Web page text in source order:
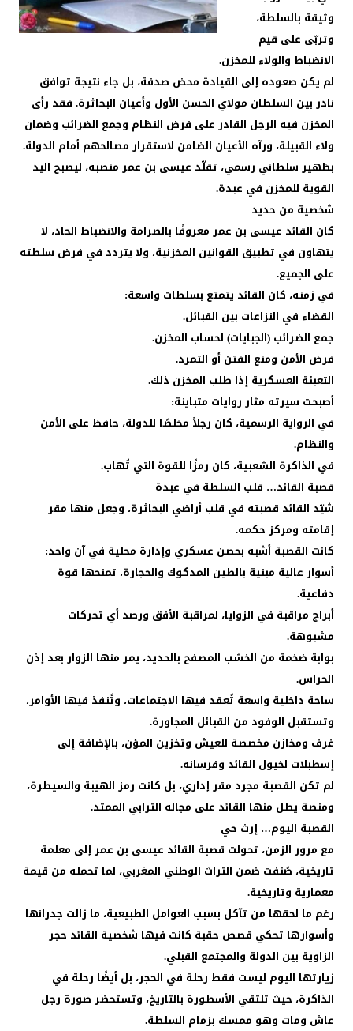
وثيقة بالسلطة،
وتربّى على قيم
الانضباط والولاء للمخزن.
لم يكن صعوده إلى القيادة محض صدفة، بل جاء نتيجة توافق
نادر بين السلطان مولاي الحسن الأول وأعيان البحاثرة. فقد رأى
المخزن فيه الرجل القادر على فرض النظام وجمع الضرائب وضمان
ولاء القبيلة، ورآه الأعيان الضامن لاستقرار مصالحهم أمام الدولة.
بظهير سلطاني رسمي، تقلّد عيسى بن عمر منصبه، ليصبح اليد
القوية للمخزن في عبدة.
شخصية من حديد
كان القائد عيسى بن عمر معروفًا بالصرامة والانضباط الحاد، لا
يتهاون في تطبيق القوانين المخزنية، ولا يتردد في فرض سلطته
على الجميع.
في زمنه، كان القائد يتمتع بسلطات واسعة:
القضاء في النزاعات بين القبائل.
جمع الضرائب (الجبايات) لحساب المخزن.
فرض الأمن ومنع الفتن أو التمرد.
التعبئة العسكرية إذا طلب المخزن ذلك.
أصبحت سيرته مثار روايات متباينة:
في الرواية الرسمية، كان رجلاً مخلصًا للدولة، حافظ على الأمن
والنظام.
في الذاكرة الشعبية، كان رمزًا للقوة التي تُهاب.
قصبة القائد… قلب السلطة في عبدة
شيّد القائد قصبته في قلب أراضي البحاثرة، وجعل منها مقر
إقامته ومركز حكمه.
كانت القصبة أشبه بحصن عسكري وإدارة محلية في آن واحد:
أسوار عالية مبنية بالطين المدكوك والحجارة، تمنحها قوة
دفاعية.
أبراج مراقبة في الزوايا، لمراقبة الأفق ورصد أي تحركات
مشبوهة.
بوابة ضخمة من الخشب المصفح بالحديد، يمر منها الزوار بعد إذن
الحراس.
ساحة داخلية واسعة تُعقد فيها الاجتماعات، وتُنفذ فيها الأوامر،
وتستقبل الوفود من القبائل المجاورة.
غرف ومخازن مخصصة للعيش وتخزين المؤن، بالإضافة إلى
إسطبلات لخيول القائد وفرسانه.
لم تكن القصبة مجرد مقر إداري، بل كانت رمز الهيبة والسيطرة،
ومنصة يطل منها القائد على مجاله الترابي الممتد.
القصبة اليوم… إرث حي
مع مرور الزمن، تحولت قصبة القائد عيسى بن عمر إلى معلمة
تاريخية، صُنفت ضمن التراث الوطني المغربي، لما تحمله من قيمة
معمارية وتاريخية.
رغم ما لحقها من تآكل بسبب العوامل الطبيعية، ما زالت جدرانها
وأسوارها تحكي قصص حقبة كانت فيها شخصية القائد حجر
الزاوية بين الدولة والمجتمع القبلي.
زيارتها اليوم ليست فقط رحلة في الحجر، بل أيضًا رحلة في
الذاكرة، حيث تلتقي الأسطورة بالتاريخ، وتستحضر صورة رجل
عاش ومات وهو ممسك بزمام السلطة.